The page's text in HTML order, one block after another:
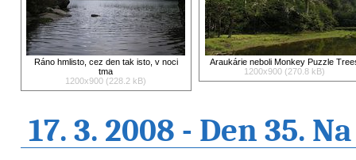
Ráno hmlisto, cez den tak isto, v noci
tma
1200x900 (228.2 kB)
Araukárie neboli Monkey Puzzle
1200x900 (270.8 kB)
17. 3. 2008 - Den 35.